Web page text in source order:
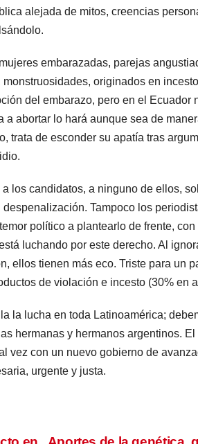
alejada de mitos, creencias
embarazadas, parejas
originados en
del embarazo, pero en el Ecuador
a abortar lo hará aunque sea de
trata de esconder su apatía tras
los candidatos, a ninguno de ellos,
Tampoco los
político a plantearlo de frente,
luchando por este derecho. Al
ellos tienen más eco. Triste para un
de violación e incesto (30% en
la lucha en toda Latinoamérica;
hermanas y hermanos argentinos.
vez con un nuevo gobierno de
urgente y justa.